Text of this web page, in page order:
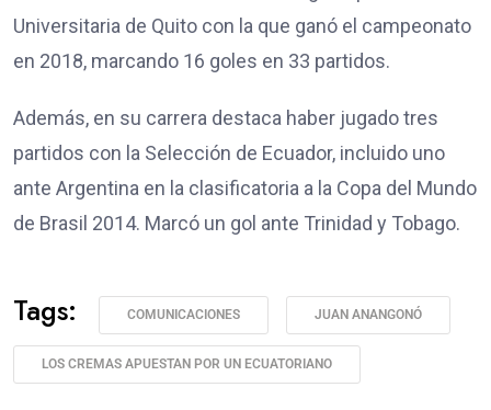
Universitaria de Quito con la que ganó el campeonato
en 2018, marcando 16 goles en 33 partidos.
Además, en su carrera destaca haber jugado tres
partidos con la Selección de Ecuador, incluido uno
ante Argentina en la clasificatoria a la Copa del Mundo
de Brasil 2014. Marcó un gol ante Trinidad y Tobago.
Tags: COMUNICACIONES JUAN ANANGONÓ
LOS CREMAS APUESTAN POR UN ECUATORIANO